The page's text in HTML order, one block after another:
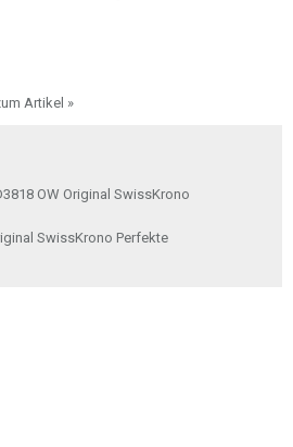
Artikel »
OW Original SwissKrono
SwissKrono Perfekte